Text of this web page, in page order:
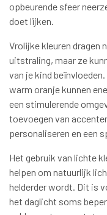
opbeurende sfeer
doet lijken.
Vrolijke kleuren dragen
uitstraling, maar ze
van je kind
warm oranje kunnen
een stimulerende
toevoegen van
personaliseren en een
Het gebruik van lichte
helpen om natuurlijk
helderder wordt. Dit is
het daglicht soms